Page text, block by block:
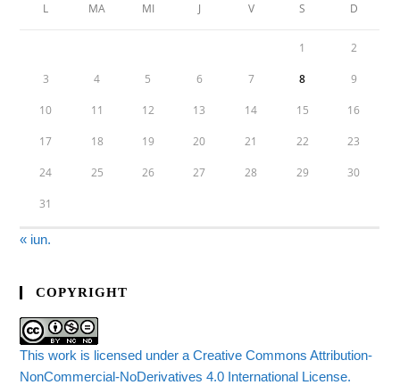
L MA MI J V S D
1 2
3 4 5 6 7 8 9
10 11 12 13 14 15 16
17 18 19 20 21 22 23
24 25 26 27 28 29 30
31
« iun.
COPYRIGHT
This work is licensed under a Creative Commons Attribution-
NonCommercial-NoDerivatives 4.0 International License.